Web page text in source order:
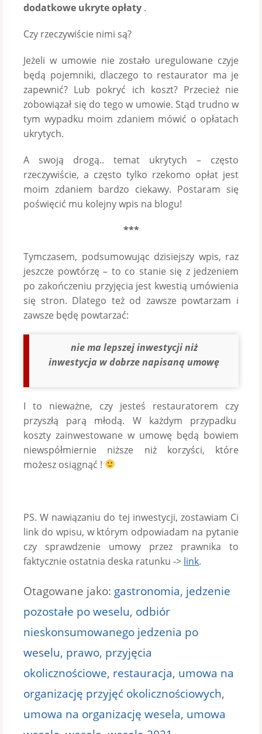
dodatkowe ukryte opłaty .
Czy rzeczywiście nimi są?
Jeżeli w umowie nie zostało uregulowane czyje
będą pojemniki, dlaczego to restaurator ma je
zapewnić? Lub pokryć ich koszt? Przecież nie
zobowiązał się do tego w umowie. Stąd trudno w
tym wypadku moim zdaniem mówić o opłatach
ukrytych.
A swoją drogą.. temat ukrytych – często
rzeczywiście, a często tylko rzekomo opłat jest
moim zdaniem bardzo ciekawy. Postaram się
poświęcić mu kolejny wpis na blogu!
***
Tymczasem, podsumowując dzisiejszy wpis, raz
jeszcze powtórzę – to co stanie się z jedzeniem
po zakończeniu przyjęcia jest kwestią umówienia
się stron. Dlatego też od zawsze powtarzam i
zawsze będę powtarzać:
nie ma lepszej inwestycji niż
inwestycja w dobrze napisaną umowę
I to nieważne, czy jesteś restauratorem czy
przyszłą parą młodą. W każdym przypadku
koszty zainwestowane w umowę będą bowiem
niewspółmiernie niższe niż korzyści, które
możesz osiągnąć !
PS. W nawiązaniu do tej inwestycji, zostawiam Ci
link do wpisu, w którym odpowiadam na pytanie
czy sprawdzenie umowy przez prawnika to
faktycznie ostatnia deska ratunku -> link.
Otagowane jako: gastronomia, jedzenie
pozostałe po weselu, odbiór
nieskonsumowanego jedzenia po
weselu, prawo, przyjęcia
okolicznościowe, restauracja, umowa na
organizację przyjęć okolicznościowych,
umowa na organizację wesela, umowa